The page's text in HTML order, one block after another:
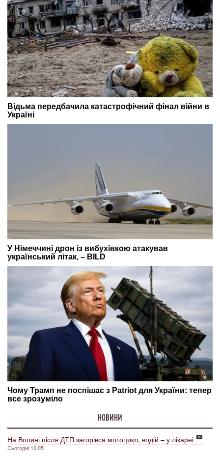
НОВИНИ
На Волині після ДТП загорівся мотоцикл, водій – у лікарні
Сьогодні 10:05